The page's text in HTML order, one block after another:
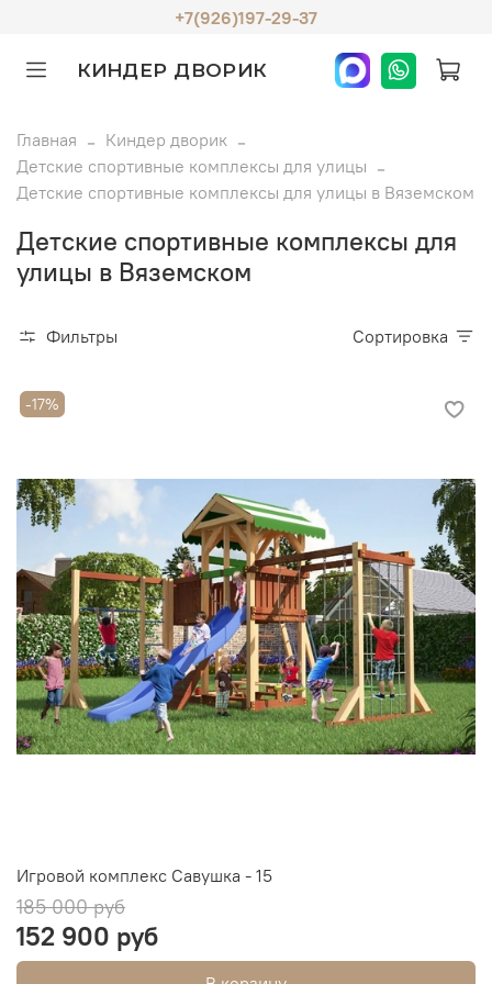
+7(926)197-29-37
КИНДЕР ДВОРИК
Главная
Киндер дворик
Детские спортивные комплексы для улицы
Детские спортивные комплексы для улицы в Вяземском
Детские спортивные комплексы для
улицы в Вяземском
Фильтры Сортировка
-17%
Игровой комплекс Савушка - 15
185 000 руб
152 900 руб